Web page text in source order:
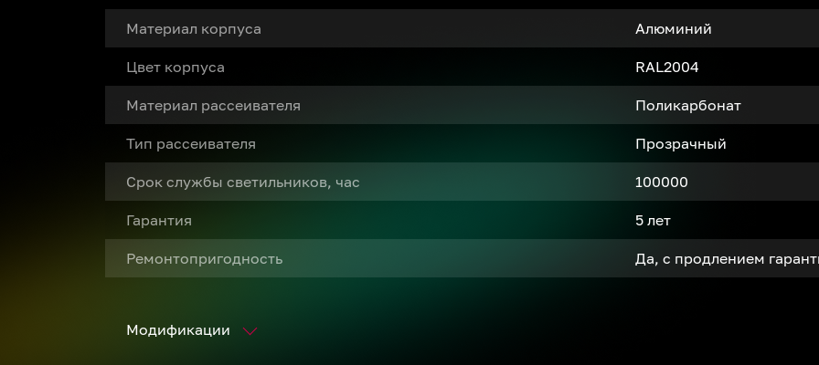
Материал корпуса Алюминий
Цвет корпуса RAL2004
Материал рассеивателя Поликарбонат
Тип рассеивателя Прозрачный
Срок службы светильников, час 100000
Гарантия 5 лет
Ремонтопригодность Да, с продлением
Модификации